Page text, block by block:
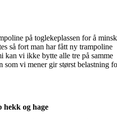
på toglekeplassen for å
så fort man har fått ny trampoline
kan vi ikke bytte alle tre på samme
som vi mener gir størst belastning
hekk og hage